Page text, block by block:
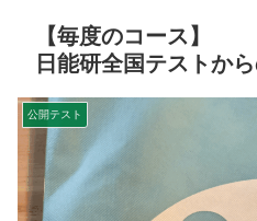
【毎度のコース】
日能研全国テストか
公開テスト